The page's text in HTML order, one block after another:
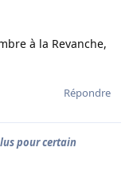
à la Revanche,
Répondre
pour certain